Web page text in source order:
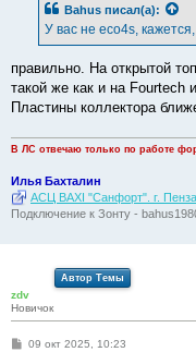
Bahus писал(а):
У вас не eco4s,
правильно. На открытой
такой же как и на Fourtech
Пластины коллектора
В ЛС отвечаю только по работе
Илья Бахталин
АСЦ BAXI "Санфорт". г. Пенза
Подключение к Зонту -
Автор Темы
zdv
Новичок
С09 окт 2025, 10:23